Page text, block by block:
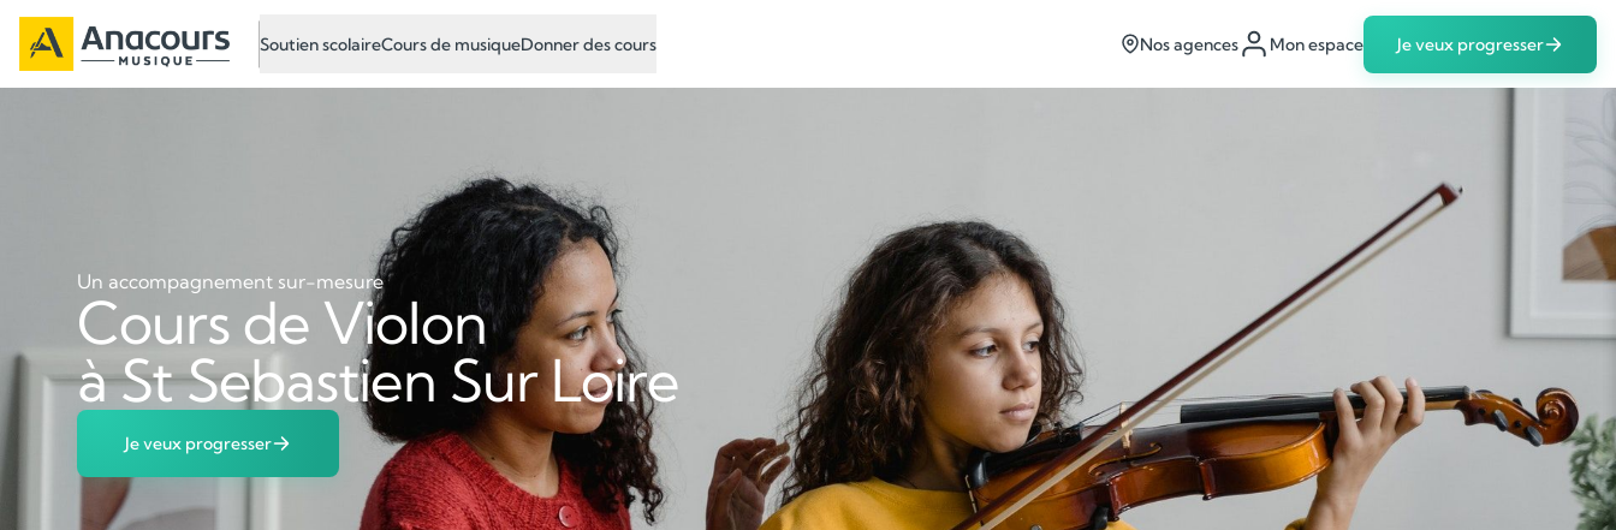
Soutien scolaireCours de musiqueDonner des cours Nos agences Mon espace Je veux progresser
Un accompagnement sur-mesure
Cours de Violon
à St Sebastien Sur Loire
Je veux progresser